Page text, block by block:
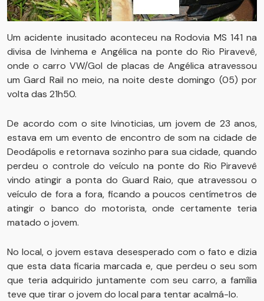
Um acidente inusitado aconteceu na Rodovia MS 141 na
divisa de Ivinhema e Angélica na ponte do Rio Piravevê,
onde o carro VW/Gol de placas de Angélica atravessou
um Gard Rail no meio, na noite deste domingo (05) por
volta das 21h50.
De acordo com o site Ivinoticias, um jovem de 23 anos,
estava em um evento de encontro de som na cidade de
Deodápolis e retornava sozinho para sua cidade, quando
perdeu o controle do veículo na ponte do Rio Piravevê
vindo atingir a ponta do Guard Raio, que atravessou o
veículo de fora a fora, ficando a poucos centímetros de
atingir o banco do motorista, onde certamente teria
matado o jovem.
No local, o jovem estava desesperado com o fato e dizia
que esta data ficaria marcada e, que perdeu o seu som
que teria adquirido juntamente com seu carro, a família
teve que tirar o jovem do local para tentar acalmá-lo.